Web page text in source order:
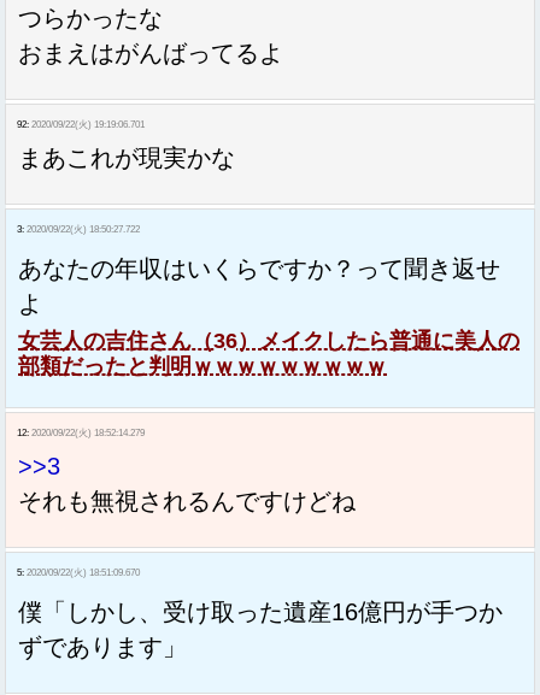
つらかったな
おまえはがんばってるよ
92: 2020/09/22(火) 19:19:06.701
まあこれが現実かな
3: 2020/09/22(火) 18:50:27.722
あなたの年収はいくらですか？って聞き返せ
よ
女芸人の吉住さん（36）メイクしたら普通に美人の
部類だったと判明ｗｗｗｗｗｗｗｗｗ
12: 2020/09/22(火) 18:52:14.279
>>3
それも無視されるんですけどね
5: 2020/09/22(火) 18:51:09.670
僕「しかし、受け取った遺産16億円が手つか
ずであります」